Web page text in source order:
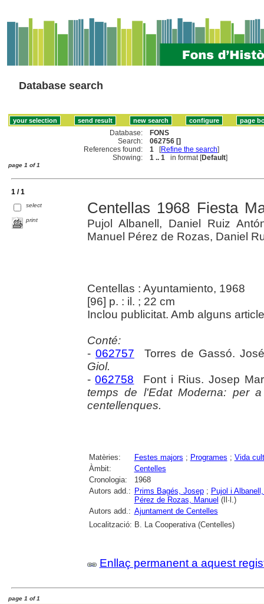
Database search
Database:
FONS
Search:
062756 []
References found:
1 [Refine the search]
Showing:
1 .. 1 in format [Default]
page 1 of 1
1 / 1
select
print
Centellas 1968 Fiesta
Pujol Albanell, Daniel Ruiz
Manuel Pérez de Rozas, Daniel
Centellas : Ayuntamiento, 1968
[96] p. : il. ; 22 cm
Inclou publicitat. Amb alguns
Conté:
- 062757 Torres de Gassó.
Giol.
-062758 Font i Rius. Josep
temps de l'Edat Moderna: per
centellenques.
Matèries: Festes majors ; Programes ; Vida
Àmbit:
Centelles
Cronologia:
1968
Autors add.: Prims Bagés, Josep; Pujol i
Pérez de Rozas, Manuel (Il·l.)
Autors add.: Ajuntament de Centelles
Localització: B. La Cooperativa (Centelles)
Enllaç permanent a aquest
page 1 of 1